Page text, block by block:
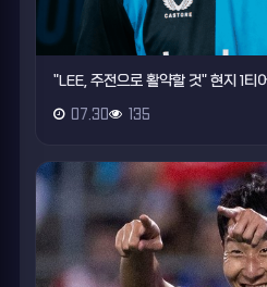
"LEE, 주전으로 활약할 것" 현지 1티
07.30 135